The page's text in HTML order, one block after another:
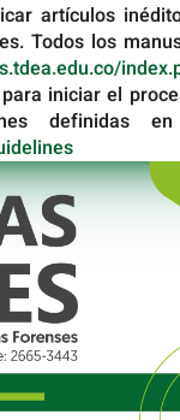
artículos
Todos los
iniciar el
definidas